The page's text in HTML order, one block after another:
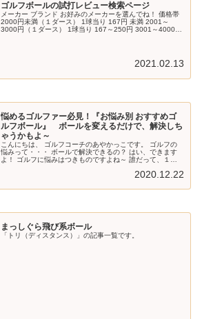
ゴルフボールの試打レビュー検索ページ
メーカー ブランド お好みのメーカーを選んでね！ 価格帯
2000円未満（１ダース） 1球当り 167円 未満 2001～
3000円（１ダース） 1球当り 167～250円 3001～4000円
2021.02.13
悩めるゴルファー必見！『お悩み別 おすすめゴ
ルフボール』 ボールを変えるだけで、解決しち
ゃうかもよ～
こんにちは、 ゴルフコーチのあやかっこです。 ゴルフの
悩みって・・・ ボールで解決できるの？ はい、できます
よ！ ゴルフに悩みはつきものですよね～ 誰だって、１つ
2020.12.22
まっしぐら飛び系ボール
「トリ（ディスタンス）」の記事一覧です。